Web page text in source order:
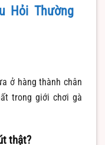
Hỏi Thường
ở hàng thành chân
trong giới chơi gà
thật?